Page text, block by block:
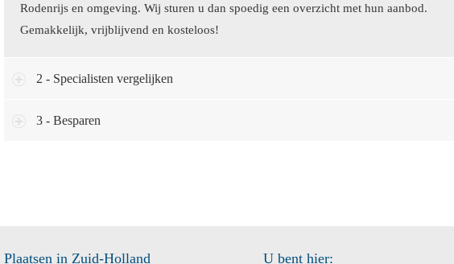
Rodenrijs en omgeving. Wij sturen u dan spoedig een overzicht met hun aanbod.
Gemakkelijk, vrijblijvend en kosteloos!
2 - Specialisten vergelijken
3 - Besparen
Plaatsen in Zuid-Holland U bent hier: